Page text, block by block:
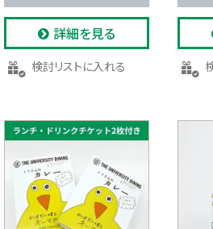
詳細を見る
検討リストに入れる